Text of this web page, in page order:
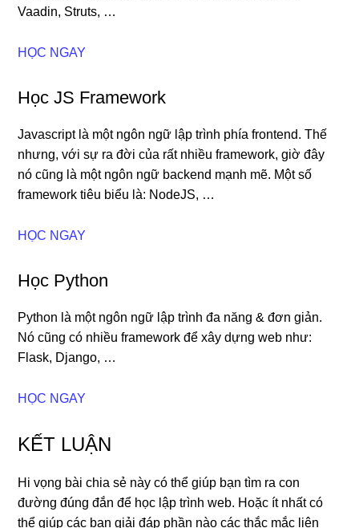
Vaadin, Struts, …
HỌC NGAY
Học JS Framework
Javascript là một ngôn ngữ lập trình phía frontend. Thế
nhưng, với sự ra đời của rất nhiều framework, giờ đây
nó cũng là một ngôn ngữ backend mạnh mẽ. Một số
framework tiêu biểu là: NodeJS, …
HỌC NGAY
Học Python
Python là một ngôn ngữ lập trình đa năng & đơn giản.
Nó cũng có nhiều framework để xây dựng web như:
Flask, Django, …
HỌC NGAY
KẾT LUẬN
Hi vọng bài chia sẻ này có thể giúp bạn tìm ra con
đường đúng đắn để học lập trình web. Hoặc ít nhất có
thể giúp các bạn giải đáp phần nào các thắc mắc liên